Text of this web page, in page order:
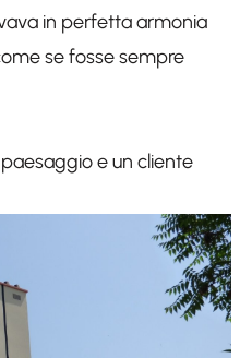
in perfetta armonia
se fosse sempre
e un cliente